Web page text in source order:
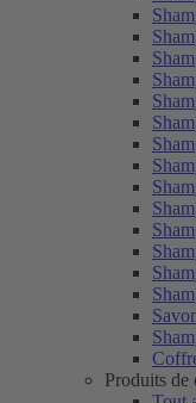
Produits de